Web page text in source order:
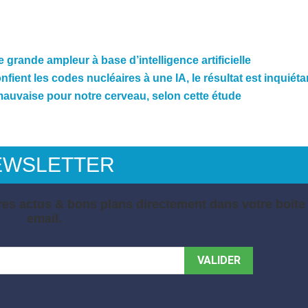
ampleur à base d’intelligence artificielle
les codes nucléaires à une IA, le résultat est
pour notre cerveau, selon cette étude
actus & bons plans directement dans votre boite
email.